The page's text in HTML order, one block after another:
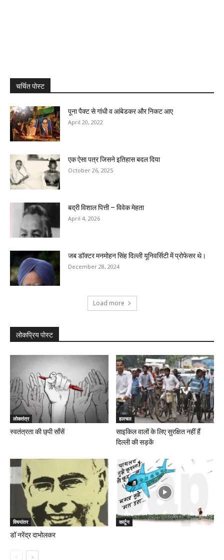
चर्चित पोस्ट
पूना पैक्ट से गांधी व आंबेडकर और निकट आए
April 20, 2022
एक ऐसा पत्र जिसने इतिहास बदल दिया
October 26, 2025
बद्री विशाल पित्ती – विवेक मेहता
April 4, 2026
जब डॉक्टर मनमोहन सिंह दिल्ली यूनिवर्सिटी में प्रोफेसर थे।
December 28, 2024
Load more
लोकप्रिय पोस्ट
लोकतंत्र
स्वतंत्रता की छ्पी साँसें
हलचल
साइकिल वालों के लिए सुरक्षित नहीं हैं
दिल्ली की सड़कें
विषयांतर
डॉ नरेंद्र दाभोलकर
कार्टून